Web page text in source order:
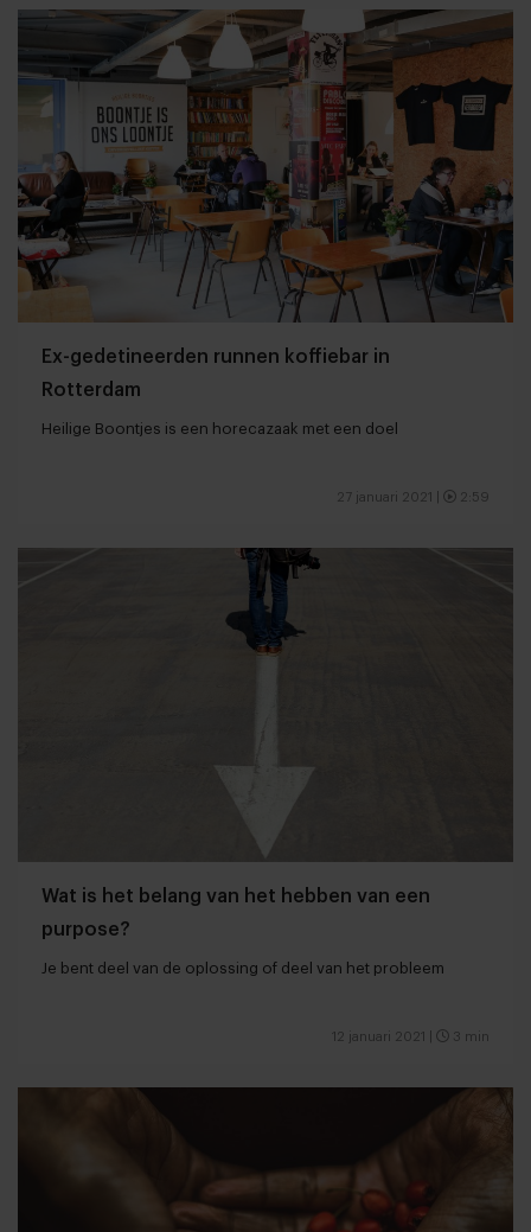
Ex-gedetineerden runnen koffiebar in
Rotterdam
Heilige Boontjes is een horecazaak met een doel
27 januari 2021 2:59
Wat is het belang van het hebben van een
purpose?
Je bent deel van de oplossing of deel van het probleem
12 januari 2021 3 min